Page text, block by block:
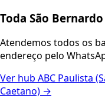
Toda São Bernardo
Atendemos todos os
endereço pelo
Ver hub ABC Paulista
Caetano) →